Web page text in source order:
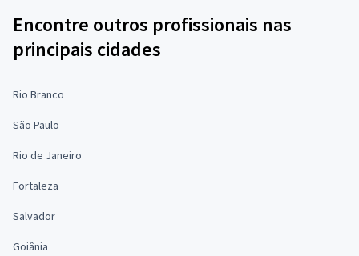
Encontre outros profissionais nas
principais cidades
Rio Branco
São Paulo
Rio de Janeiro
Fortaleza
Salvador
Goiânia